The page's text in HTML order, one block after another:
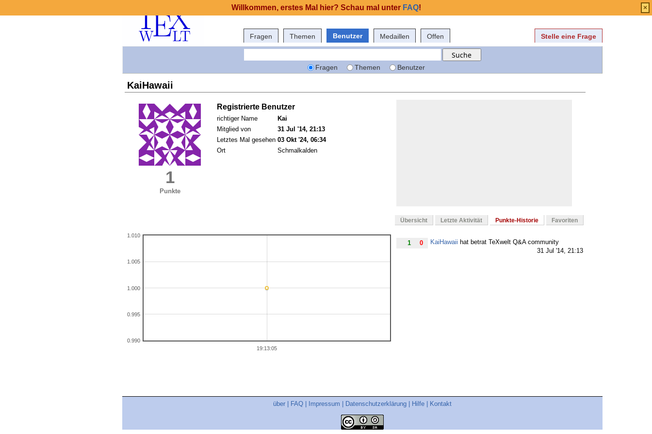
Fragen Themen Benutzer Medaillen Offen Stelle eine Frage
Fragen Themen Benutzer
KaiHawaii
1
Punkte
Registrierte Benutzer
richtiger Name
Kai
Mitglied von
31 Jul '14, 21:13
Letztes Mal gesehen 03 Okt '24, 06:34
Ort
Schmalkalden
Übersicht Letzte Aktivität Punkte-Historie Favoriten
19:13:05
0.990
0.995
1.000
1.005
1.010
1 0 KaiHawaii hat betrat TeXwelt Q&A community
31 Jul '14, 21:13
über FAQ Impressum Datenschutzerklärung Hilfe Kontakt
Willkommen, erstes Mal hier? Schau mal unter FAQ! ×